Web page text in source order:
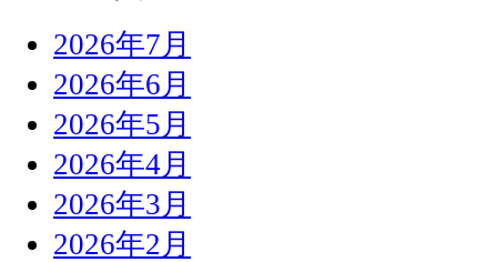
2026年7月
2026年6月
2026年5月
2026年4月
2026年3月
2026年2月